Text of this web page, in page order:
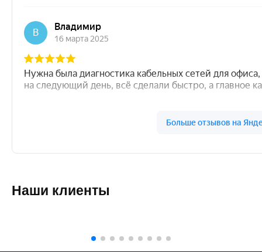
Наши клиенты